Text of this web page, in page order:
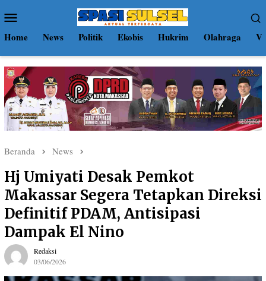
ke
kontenMobile
Home News Politik Ekobis Hukrim Olahraga
Beranda News
Hj Umiyati Desak Pemkot
Makassar Segera Tetapkan Direksi
Definitif PDAM, Antisipasi
Dampak El Nino
Redaksi
03/06/2026